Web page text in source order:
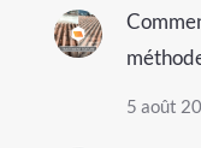
5 août